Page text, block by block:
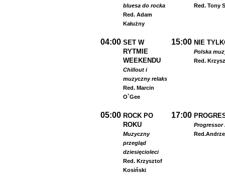
bluesa do rocka
Red. Adam
Kałużny
Red. Tony
04:00 SET W
RYTMIE
WEEKENDU
Chillout i
muzyczny relaks
Red. Marcin
O`Gee
15:00 NIE
Polska
Red.
05:00 ROCK PO
ROKU
Muzyczny
przegląd
dziesięcioleci
Red. Krzysztof
Kosiński
17:00
Progressor
Red.